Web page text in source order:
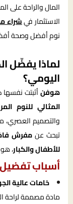
المال والراحة على
الاستثمار فيشراء
نوم أفضل وصحة
لماذا يفضّل
اليومي؟
هوفنأثبتت
المثالي للنوم
والتصميم العصري،
تبحث عنمفرش
للأطفال والكبار،
أسباب
خامات عالية
مادة مصممة لراحة